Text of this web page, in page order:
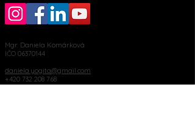
Mgr. Daniela Komárková
IČO 06370144
daniela.yogita@gmail.com
+420 732 208 768